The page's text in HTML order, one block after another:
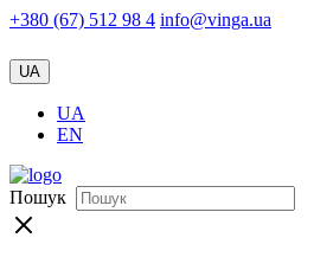
+380 (67) 512 98 4 info@vinga.ua
UA
UA
EN
Пошук